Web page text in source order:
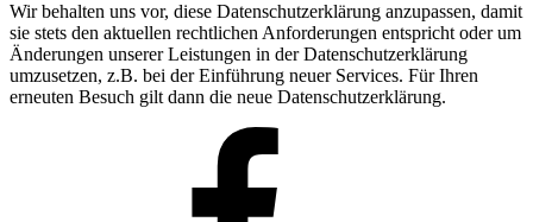
Wir behalten uns vor, diese Datenschutzerklärung anzupassen, damit
sie stets den aktuellen rechtlichen Anforderungen entspricht oder um
Änderungen unserer Leistungen in der Datenschutzerklärung
umzusetzen, z.B. bei der Einführung neuer Services. Für Ihren
erneuten Besuch gilt dann die neue Datenschutzerklärung.